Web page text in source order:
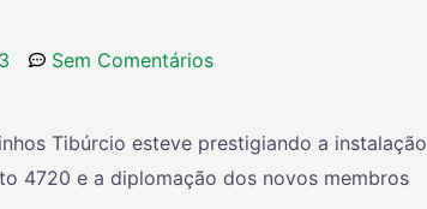
Sem Comentários
Tibúrcio esteve prestigiando a instalação
4720 e a diplomação dos novos membros